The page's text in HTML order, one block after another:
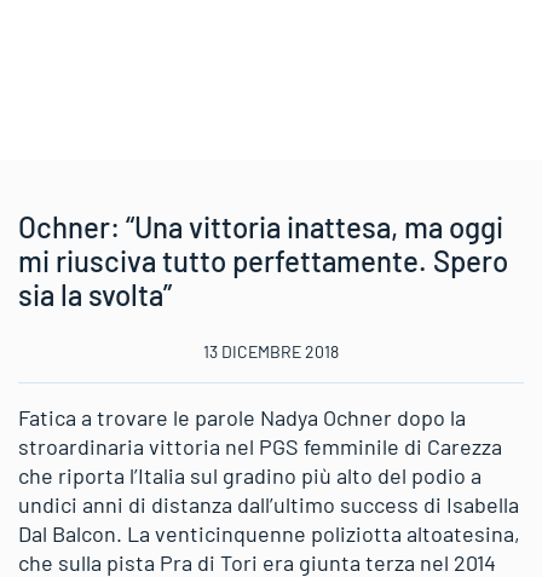
Ochner: “Una vittoria inattesa, ma oggi
mi riusciva tutto perfettamente. Spero
sia la svolta”
13 DICEMBRE 2018
Fatica a trovare le parole Nadya Ochner dopo la
stroardinaria vittoria nel PGS femminile di Carezza
che riporta l’Italia sul gradino più alto del podio a
undici anni di distanza dall’ultimo success di Isabella
Dal Balcon. La venticinquenne poliziotta altoatesina,
che sulla pista Pra di Tori era giunta terza nel 2014